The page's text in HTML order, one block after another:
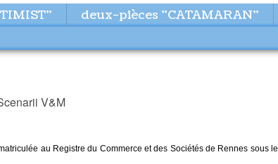
deux-pièces "CATAMARAN"
V&M
au Registre du Commerce et des Sociétés de Rennes sous le